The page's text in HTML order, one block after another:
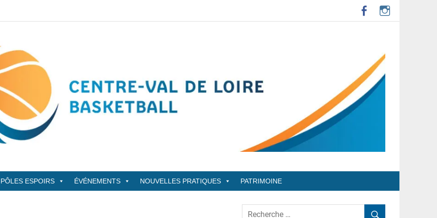
PÔLES ESPOIRS ÉVÉNEMENTS NOUVELLES PRATIQUES PATRIMOINE